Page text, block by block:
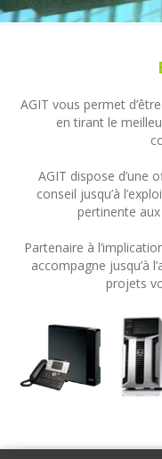
AGIT vous permet
en tirant le
AGIT dispose d’une
conseil jusqu’à
pertinente
Partenaire à
accompagne jusqu’à
projets